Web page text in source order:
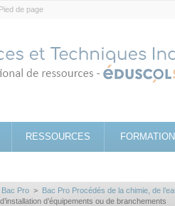
Pied de page
RESSOURCES
Bac Pro > Bac Pro Procédés de la chimie, de
d’équipements ou de branchements